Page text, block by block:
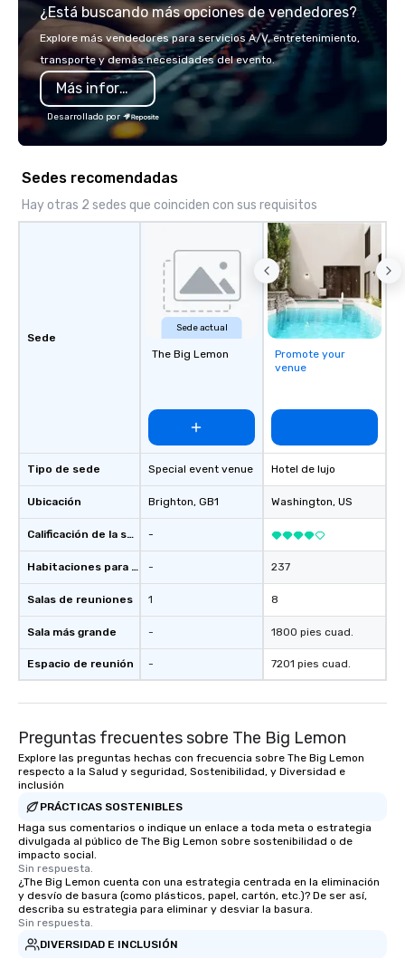
¿Está buscando más opciones de vendedores?
Explore más vendedores para servicios A/V, entretenimiento,
transporte y demás necesidades del evento.
Más información
Desarrollado por
Sedes recomendadas
Hay otras 2 sedes que coinciden con sus requisitos
Sede
Tipo de sede
Ubicación
Calificación de la sede
Habitaciones para huéspedes
Salas de reuniones
Sala más grande
Espacio de reunión
Sede actual
The Big Lemon
Special event venue
Brighton, GB1
-
-
1
-
-
Promote your
venue
Hotel de lujo
Washington, US
237
8
1800 pies cuad.
7201 pies cuad.
Preguntas frecuentes sobre The Big Lemon
Explore las preguntas hechas con frecuencia sobre The Big Lemon
respecto a la Salud y seguridad, Sostenibilidad, y Diversidad e
inclusión
PRÁCTICAS SOSTENIBLES
Haga sus comentarios o indique un enlace a toda meta o estrategia
divulgada al público de The Big Lemon sobre sostenibilidad o de
impacto social.
Sin respuesta.
¿The Big Lemon cuenta con una estrategia centrada en la eliminación
y desvío de basura (como plásticos, papel, cartón, etc.)? De ser así,
describa su estrategia para eliminar y desviar la basura.
Sin respuesta.
DIVERSIDAD E INCLUSIÓN